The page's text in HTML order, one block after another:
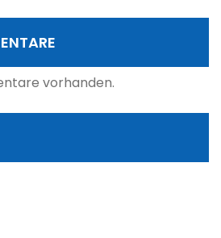
vorhanden.